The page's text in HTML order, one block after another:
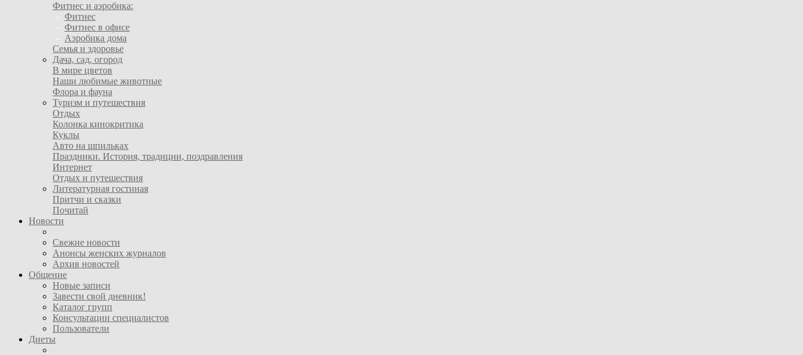
Фитнес и аэробика:
Фитнес
Фитнес в офисе
Аэробика дома
Семья и здоровье
Дача, сад, огород
В мире цветов
Наши любимые животные
Флора и фауна
Туризм и путешествия
Отдых
Колонка кинокритика
Куклы
Авто на шпильках
Праздники. История, традиции, поздравления
Интернет
Отдых и путешествия
Литературная гостиная
Притчи и сказки
Почитай
Новости
Свежие новости
Анонсы женских журналов
Архив новостей
Общение
Новые записи
Завести свой дневник!
Каталог групп
Консультации специалистов
Пользователи
Диеты